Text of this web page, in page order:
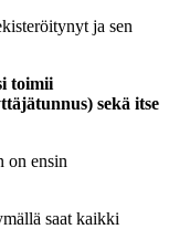
ja sen
toimii
sekä itse
on ensin
saat kaikki